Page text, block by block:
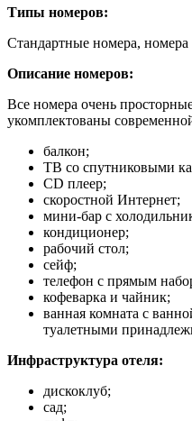
Типы номеров:
Стандартные номера, номера
Описание номеров:
Все номера очень
укомплектованы
балкон;
ТВ со спутниковыми
CD плеер;
скоростной Интернет;
мини-бар с
кондиционер;
рабочий стол;
сейф;
телефон с прямым
кофеварка и чайник;
ванная комната с
туалетными
Инфраструктура отеля:
дискоклуб;
сад;